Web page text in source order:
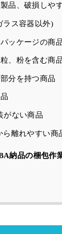
品、破損しや
ラス容器以外)
ッケージの商
、粉を含む商
分を持つ商品
がない商品
ら離れやすい商
納品の梱包作